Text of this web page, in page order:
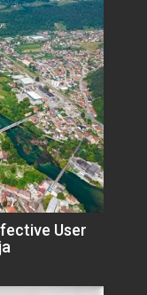
User